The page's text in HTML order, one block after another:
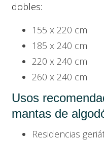
dobles:
155 x 220 cm
185 x 240 cm
220 x 240 cm
260 x 240 cm
Usos
mantas de
Residencias